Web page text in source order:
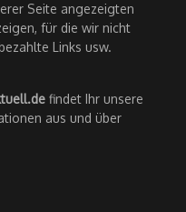
Seite angezeigten
für die wir nicht
Links usw.
findet Ihr unsere
aus und über